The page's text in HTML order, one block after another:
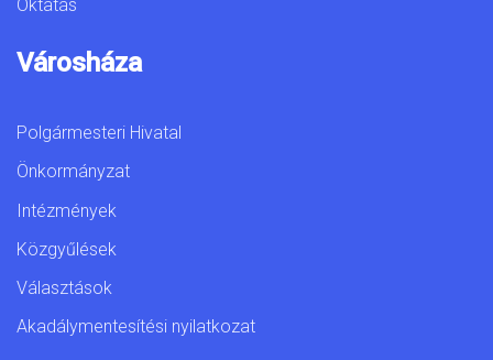
Oktatás
Városháza
Polgármesteri Hivatal
Önkormányzat
Intézmények
Közgyűlések
Választások
Akadálymentesítési nyilatkozat